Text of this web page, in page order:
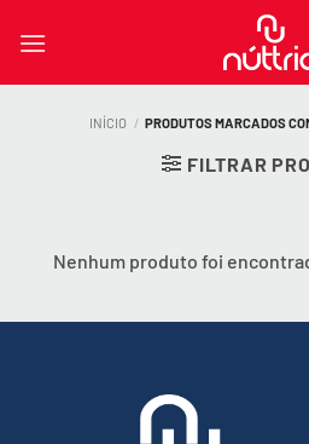
INÍCIO / PRODUTOS MARCADOS
FILTRAR
Nenhum produto foi